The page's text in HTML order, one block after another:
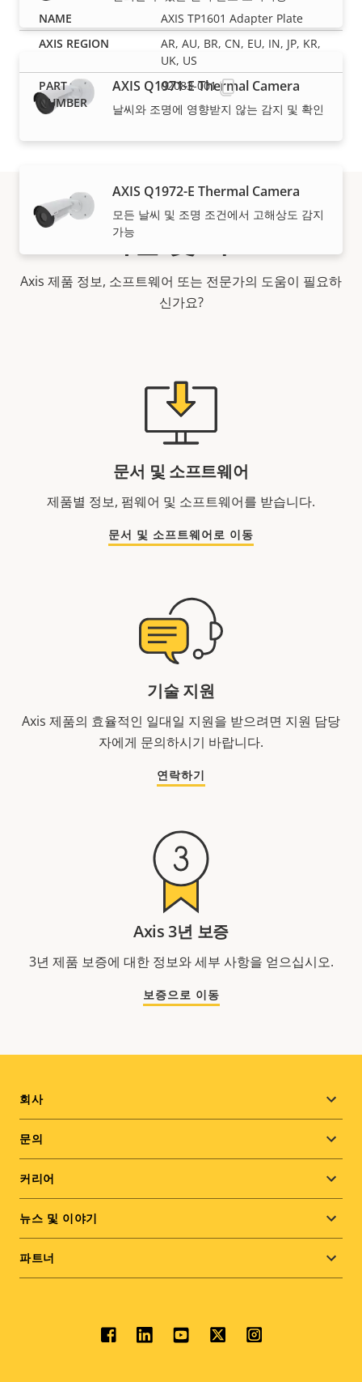
AXIS Q1971-E Thermal Camera
날씨와 조명에 영향받지 않는 감지 및 확인
AXIS Q1972-E Thermal Camera
모든 날씨 및 조명 조건에서 고해상도 감지
가능
AXIS TP1601 Adapter Plate
AR, AU, BR, CN, EU, IN, JP, KR,
UK, US
02083-001
지원 및 자료
Axis 제품 정보, 소프트웨어 또는 전문가의 도움이 필요하
신가요?
문서 및 소프트웨어
제품별 정보, 펌웨어 및 소프트웨어를 받습니다.
문서 및 소프트웨어로 이동
기술 지원
Axis 제품의 효율적인 일대일 지원을 받으려면 지원 담당
자에게 문의하시기 바랍니다.
연락하기
Axis 3년 보증
3년 제품 보증에 대한 정보와 세부 사항을 얻으십시오.
보증으로 이동
Footer
menu
회사
문의
커리어
뉴스 및 이야기
파트너
Social